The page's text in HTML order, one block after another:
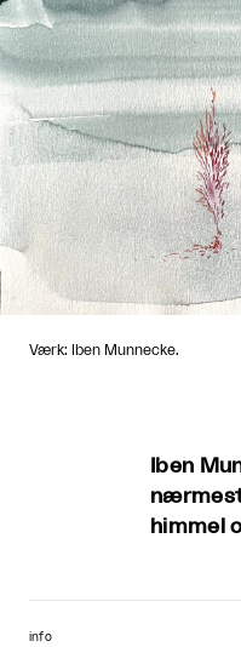
Værk: Iben Munnecke.
Iben
himmel
info